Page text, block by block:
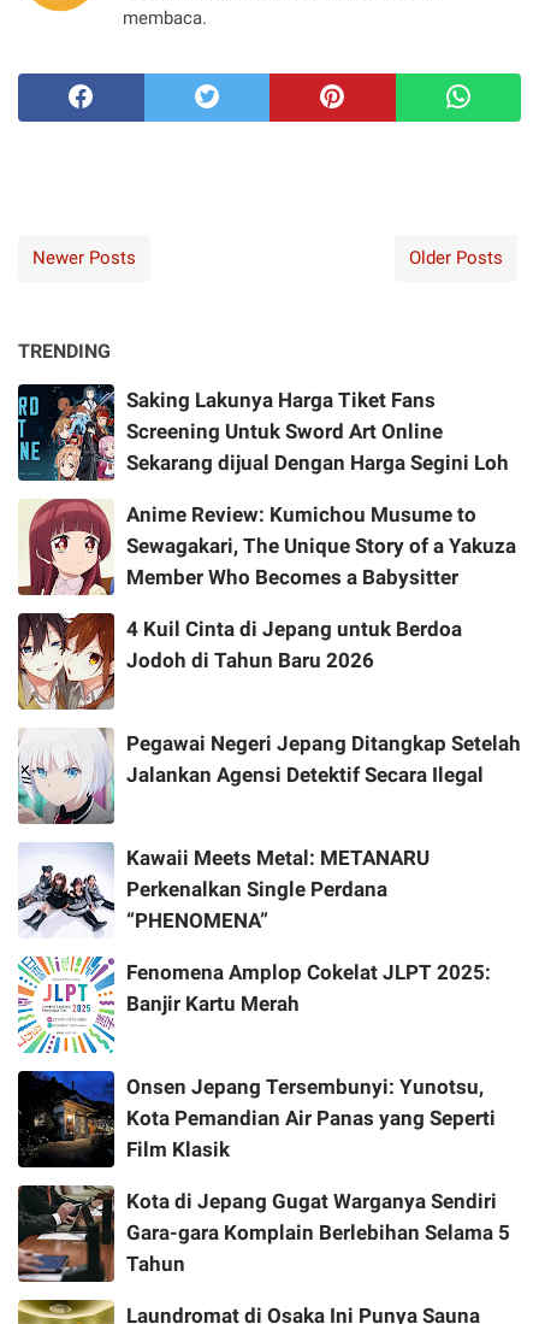
membaca.
Newer Posts Older Posts
TRENDING
Saking Lakunya Harga Tiket Fans
Screening Untuk Sword Art Online
Sekarang dijual Dengan Harga Segini Loh
Anime Review: Kumichou Musume to
Sewagakari, The Unique Story of a Yakuza
Member Who Becomes a Babysitter
4 Kuil Cinta di Jepang untuk Berdoa
Jodoh di Tahun Baru 2026
Pegawai Negeri Jepang Ditangkap Setelah
Jalankan Agensi Detektif Secara Ilegal
Kawaii Meets Metal: METANARU
Perkenalkan Single Perdana
“PHENOMENA”
Fenomena Amplop Cokelat JLPT 2025:
Banjir Kartu Merah
Onsen Jepang Tersembunyi: Yunotsu,
Kota Pemandian Air Panas yang Seperti
Film Klasik
Kota di Jepang Gugat Warganya Sendiri
Gara-gara Komplain Berlebihan Selama 5
Tahun
Laundromat di Osaka Ini Punya Sauna